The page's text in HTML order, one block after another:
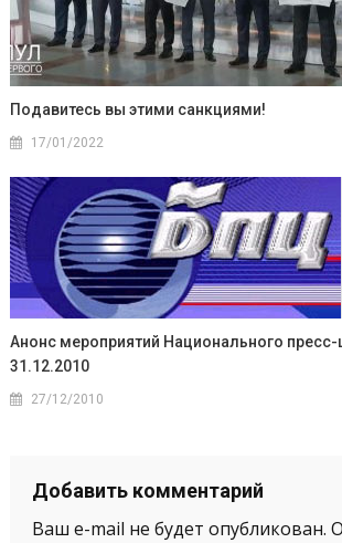
Подавитесь вы этими санкциями!
17/01/2022
Анонс мероприятий Национального пресс-
31.12.2010
27/12/2010
Добавить комментарий
Ваш e-mail не будет опубликован.